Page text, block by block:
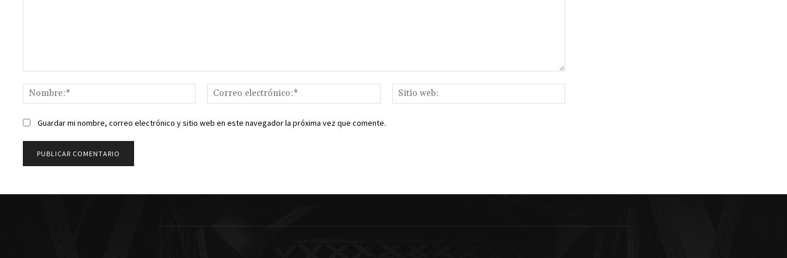
Nombre:*
Correo
electrónico:*
web:
Guardar mi nombre, correo electrónico y sitio web en este navegador la próxima vez que comente.